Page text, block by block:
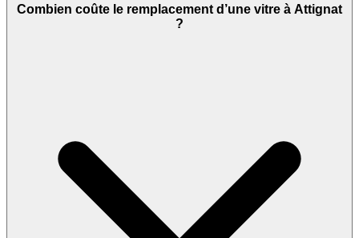
Combien coûte le remplacement d’une vitre à Attignat
?